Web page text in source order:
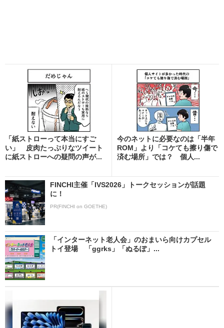
「紙ストローって本当にすご
い」 皮肉たっぷりなツイート
に紙ストローへの疑問の声が...
今のネットに必要なのは「半年
ROM」より「コケても擦り傷で
済む場所」では？ 個人...
FINCHI主催「IVS2026」トークセッションが話題
に！
PR(FINCHI on GOETHE)
「インターネット老人会」のおまいら向けカプセル
トイ登場 「ggrks」「ぬるぽ」...